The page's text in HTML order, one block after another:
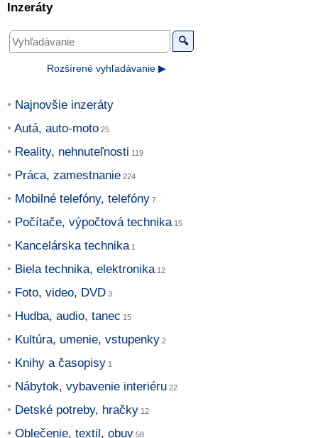
Inzeráty
🔍
Rozšírené vyhľadávanie ▶
Najnovšie inzeráty
Autá, auto-moto
Reality, nehnuteľnosti
Práca, zamestnanie
Mobilné telefóny, telefóny
Počítače, výpočtová technika
Kancelárska technika
Biela technika, elektronika
Foto, video, DVD
Hudba, audio, tanec
Kultúra, umenie, vstupenky
Knihy a časopisy
Nábytok, vybavenie interiéru
Detské potreby, hračky
Oblečenie, textil, obuv